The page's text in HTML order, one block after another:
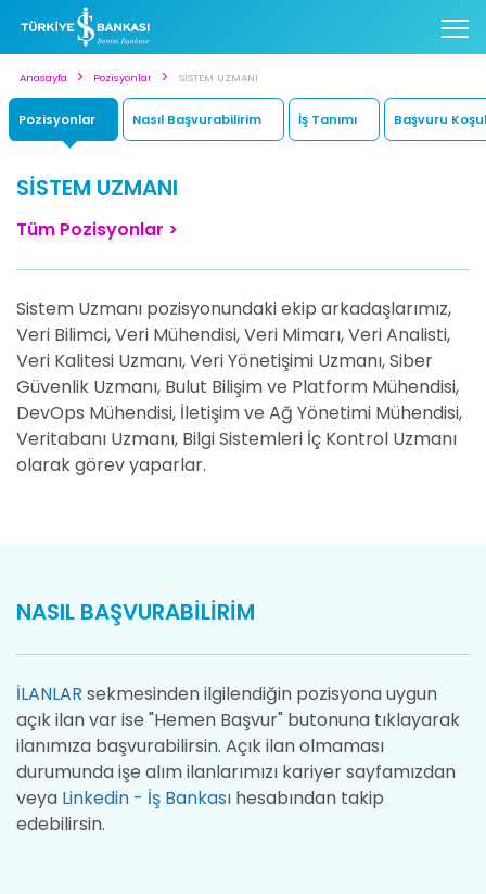
Pozisyonlar Nasıl Başvurabilirim İş Tanımı Başvuru
Anasayfa Pozisyonlar SİSTEM UZMANI
SİSTEM UZMANI
Tüm Pozisyonlar >
Sistem Uzmanı pozisyonundaki ekip arkadaşlarımız,
Veri Bilimci, Veri Mühendisi, Veri Mimarı, Veri Analisti,
Veri Kalitesi Uzmanı, Veri Yönetişimi Uzmanı, Siber
Güvenlik Uzmanı, Bulut Bilişim ve Platform Mühendisi,
DevOps Mühendisi, İletişim ve Ağ Yönetimi Mühendisi,
Veritabanı Uzmanı, Bilgi Sistemleri İç Kontrol Uzmanı
olarak görev yaparlar.
NASIL BAŞVURABİLİRİM
İLANLAR sekmesinden ilgilendiğin pozisyona uygun
açık ilan var ise "Hemen Başvur" butonuna tıklayarak
ilanımıza başvurabilirsin. Açık ilan olmaması
durumunda işe alım ilanlarımızı kariyer sayfamızdan
veya Linkedin - İş Bankası hesabından takip
edebilirsin.